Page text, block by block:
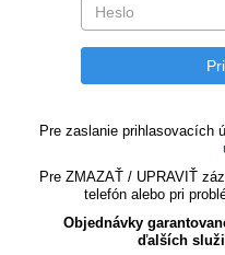
Pre zaslanie prihlasovacích
Pre ZMAZAŤ / UPRAVIŤ
telefón alebo pri
Objednávky
ďalších